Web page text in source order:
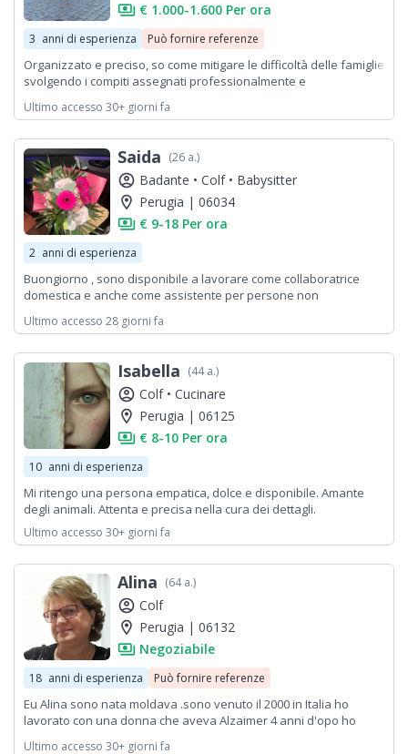
payments € 1.000-1.600 Per ora
3 anni di esperienza Può fornire referenze
Organizzato e preciso, so come mitigare le difficoltà delle famiglie
svolgendo i compiti assegnati professionalmente e
benessere psico-fisico e sociale dei pazienti
Ultimo accesso 30+ giorni fa
Saida (26 a.)
account_circle Badante • Colf • Babysitter
location_on Perugia | 06034
payments € 9-18 Per ora
2 anni di esperienza
Buongiorno , sono disponibile a lavorare come collaboratrice
domestica e anche come assistente per persone non
nei giorni festivi e nei fine settimana.
Ultimo accesso 28 giorni fa
Isabella (44 a.)
account_circle Colf • Cucinare
location_on Perugia | 06125
payments € 8-10 Per ora
10 anni di esperienza
Mi ritengo una persona empatica, dolce e disponibile. Amante
degli animali. Attenta e precisa nella cura dei dettagli.
Ultimo accesso 30+ giorni fa
Alina (64 a.)
account_circle Colf
location_on Perugia | 06132
payments Negoziabile
18 anni di esperienza Può fornire referenze
Eu Alina sono nata moldava .sono venuto il 2000 in Italia ho
lavorato con una donna che aveva Alzaimer 4 anni d'opo ho
Ultimo accesso 30+ giorni fa